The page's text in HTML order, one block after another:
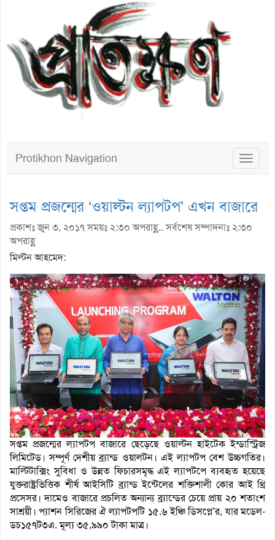
Toggle
Protikhon Navigation
সপ্তম প্রজন্মের ‘ওয়াল্টন ল্যাপটপ’ এখন বাজারে
প্রকাশঃ জুন ৩, ২০১৭ সময়ঃ ২:৩০ অপরাহ্ণ.. সর্বশেষ সম্পাদনাঃ ২:৩০
অপরাহ্ণ
মিল্টন আহমেদ:
সপ্তম প্রজন্মের ল্যাপটপ বাজারে ছেড়েছে ওয়াল্টন হাইটেক ইন্ডাস্ট্রিজ
লিমিটেড। সম্পূর্ণ দেশীয় ব্র্যান্ড ওয়ালটন। এই ল্যাপটপ বেশ উচ্চগতির।
মাল্টিটাক্সিং সুবিধা ও উন্নত ফিচারসমৃদ্ধ এই ল্যাপটপে ব্যবহৃত হয়েছে
যুক্তরাষ্ট্রভিত্তিক শীর্ষ আইসিটি ব্র্যান্ড ইন্টেলের শক্তিশালী কোর আই থ্রি
প্রসেসর। দামেও বাজারে প্রচলিত অন্যান্য ব্র্যান্ডের চেয়ে প্রায় ২০ শতাংশ
সাশ্রয়ী। প্যাশন সিরিজের ঐ ল্যাপটপটি ১৫.৬ ইঞ্চি ডিসপ্লে’র, যার মডেল-
ডচ১৫৭ট৩এ. মূল্য ৩৫,৯৯০ টাকা মাত্র।